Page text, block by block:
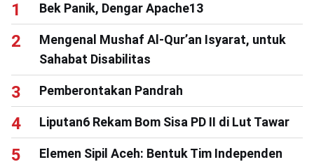
Bek Panik, Dengar Apache13
Mengenal Mushaf Al-Qur’an Isyarat, untuk
Sahabat Disabilitas
Pemberontakan Pandrah
Liputan6 Rekam Bom Sisa PD II di Lut Tawar
Elemen Sipil Aceh: Bentuk Tim Independen